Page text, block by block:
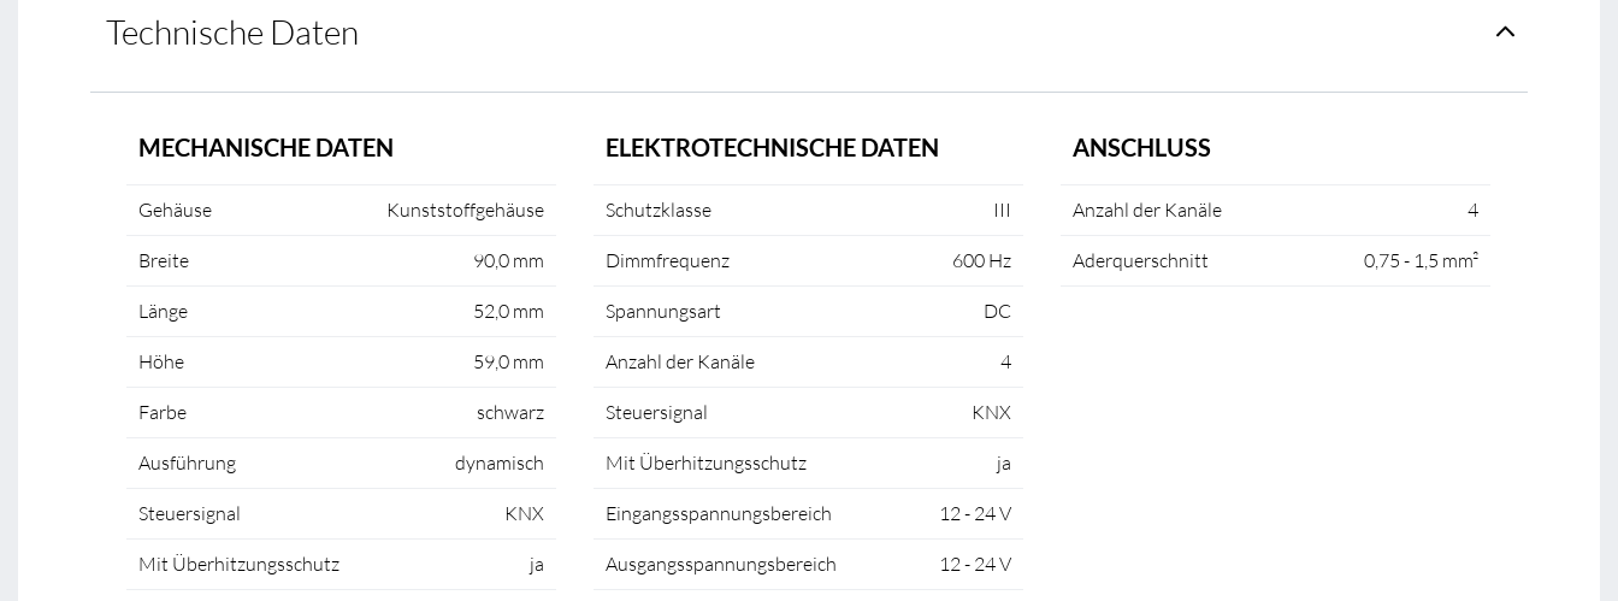
Technische Daten
MECHANISCHE DATEN
Gehäuse Kunststoffgehäuse
Breite 90,0 mm
Länge 52,0 mm
Höhe 59,0 mm
Farbe schwarz
Ausführung dynamisch
Steuersignal KNX
Mit Überhitzungsschutz ja
ELEKTROTECHNISCHE DATEN
Schutzklasse III
Dimmfrequenz 600 Hz
Spannungsart DC
Anzahl der Kanäle 4
Steuersignal KNX
Mit Überhitzungsschutz ja
Eingangsspannungsbereich 12 - 24 V
Ausgangsspannungsbereich 12 - 24 V
ANSCHLUSS
Anzahl der Kanäle 4
Aderquerschnitt 0,75 - 1,5 mm²